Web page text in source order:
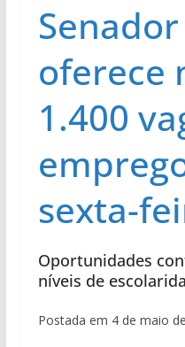
oferece
1.400
sexta-
Oportunidades
níveis de
Postada em 4 de maio